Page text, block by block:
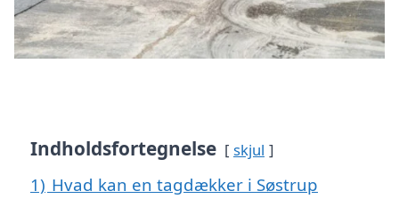
Indholdsfortegnelse skjul
1) Hvad kan en tagdækker i Søstrup